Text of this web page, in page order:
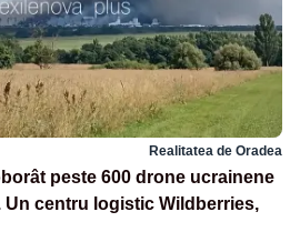
Realitatea de Oradea
peste 600 drone ucrainene
centru logistic Wildberries,